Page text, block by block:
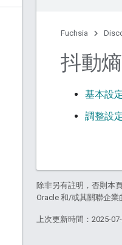
Fuchsia
抖動熵
基本設
調整設
除非另有註明，否則本
Oracle 和/或其關聯企業
上次更新時間：2025-